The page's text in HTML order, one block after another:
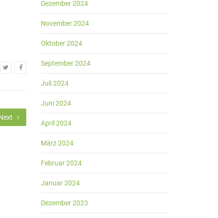
Dezember 2024
November 2024
Oktober 2024
September 2024
Juli 2024
Juni 2024
April 2024
März 2024
Februar 2024
Januar 2024
Dezember 2023